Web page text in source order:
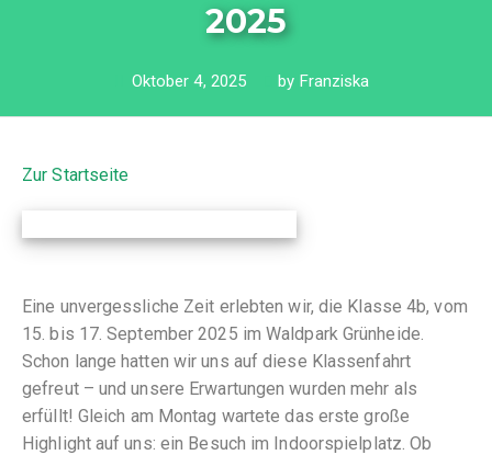
2025
Oktober 4, 2025 by Franziska
Zur Startseite
Eine unvergessliche Zeit erlebten wir, die Klasse 4b, vom
15. bis 17. September 2025 im Waldpark Grünheide.
Schon lange hatten wir uns auf diese Klassenfahrt
gefreut – und unsere Erwartungen wurden mehr als
erfüllt! Gleich am Montag wartete das erste große
Highlight auf uns: ein Besuch im Indoorspielplatz. Ob